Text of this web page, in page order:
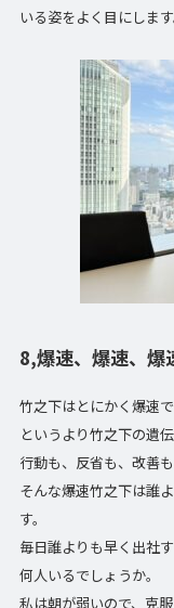
いる姿をよく目にします
8,爆速、爆速、爆
竹之下はとにかく爆速で
というより竹之下の遺
行動も、反省も、改善も
そんな爆速竹之下は誰
す。
毎日誰よりも早く出社
何人いるでしょうか。
私は朝が弱いので、克